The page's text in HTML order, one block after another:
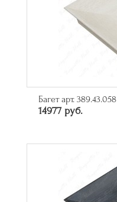
Багет арт. 389.43.058
14977 руб.